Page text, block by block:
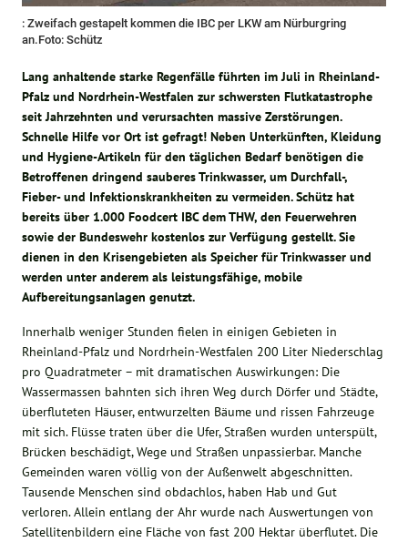
: Zweifach gestapelt kommen die IBC per LKW am Nürburgring
an.Foto: Schütz
Lang anhaltende starke Regenfälle führten im Juli in Rheinland-
Pfalz und Nordrhein-Westfalen zur schwersten Flutkatastrophe
seit Jahrzehnten und verursachten massive Zerstörungen.
Schnelle Hilfe vor Ort ist gefragt! Neben Unterkünften, Kleidung
und Hygiene-Artikeln für den täglichen Bedarf benötigen die
Betroffenen dringend sauberes Trinkwasser, um Durchfall-,
Fieber- und Infektionskrankheiten zu vermeiden. Schütz hat
bereits über 1.000 Foodcert IBC dem THW, den Feuerwehren
sowie der Bundeswehr kostenlos zur Verfügung gestellt. Sie
dienen in den Krisengebieten als Speicher für Trinkwasser und
werden unter anderem als leistungsfähige, mobile
Aufbereitungsanlagen genutzt.
Innerhalb weniger Stunden fielen in einigen Gebieten in
Rheinland-Pfalz und Nordrhein-Westfalen 200 Liter Niederschlag
pro Quadratmeter – mit dramatischen Auswirkungen: Die
Wassermassen bahnten sich ihren Weg durch Dörfer und Städte,
überfluteten Häuser, entwurzelten Bäume und rissen Fahrzeuge
mit sich. Flüsse traten über die Ufer, Straßen wurden unterspült,
Brücken beschädigt, Wege und Straßen unpassierbar. Manche
Gemeinden waren völlig von der Außenwelt abgeschnitten.
Tausende Menschen sind obdachlos, haben Hab und Gut
verloren. Allein entlang der Ahr wurde nach Auswertungen von
Satellitenbildern eine Fläche von fast 200 Hektar überflutet. Die